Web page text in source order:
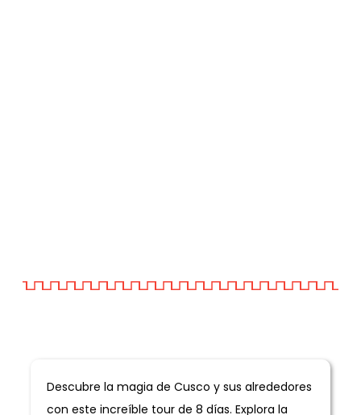
Descubre la magia de Cusco y sus alrededores
con este increíble tour de 8 días. Explora la